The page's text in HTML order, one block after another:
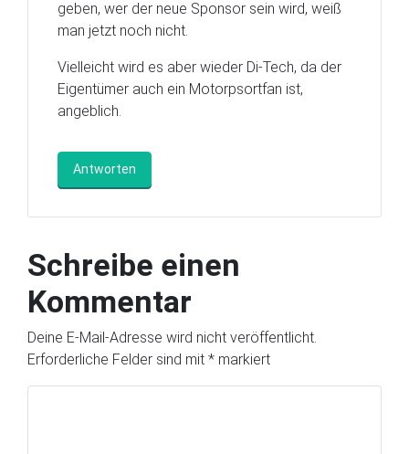
geben, wer der neue Sponsor sein wird, weiß
man jetzt noch nicht.
Vielleicht wird es aber wieder Di-Tech, da der
Eigentümer auch ein Motorpsortfan ist,
angeblich.
Antworten
Schreibe einen
Kommentar
Deine E-Mail-Adresse wird nicht veröffentlicht.
Erforderliche Felder sind mit * markiert